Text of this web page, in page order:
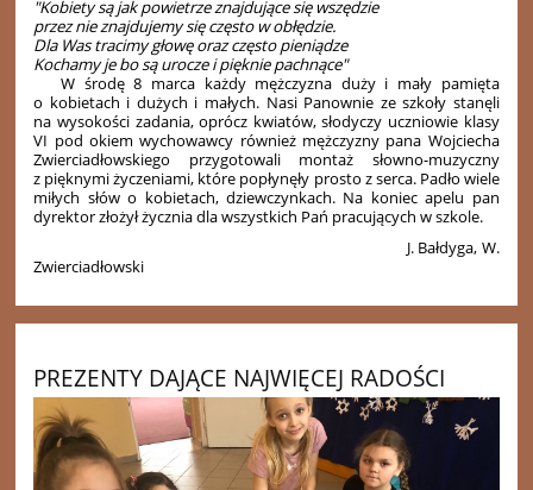
"Kobiety są jak powietrze znajdujące się wszędzie
przez nie znajdujemy się często w obłędzie.
Dla Was tracimy głowę oraz często pieniądze
Kochamy je bo są urocze i pięknie pachnące"
W środę 8 marca każdy mężczyzna duży i mały pamięta
o kobietach i dużych i małych. Nasi Panownie ze szkoły stanęli
na wysokości zadania, oprócz kwiatów, słodyczy uczniowie klasy
VI pod okiem wychowawcy również mężczyzny pana Wojciecha
Zwierciadłowskiego przygotowali montaż słowno-muzyczny
z pięknymi życzeniami, które popłynęły prosto z serca. Padło wiele
miłych słów o kobietach, dziewczynkach. Na koniec apelu pan
dyrektor złożył życznia dla wszystkich Pań pracujących w szkole.
J. Bałdyga, W.
Zwierciadłowski
PREZENTY DAJĄCE NAJWIĘCEJ RADOŚCI